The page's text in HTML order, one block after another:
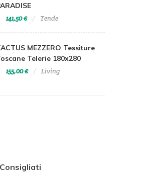
141,50 € Tende
MEZZERO Tessiture
Telerie 180x280
155,00 € Living